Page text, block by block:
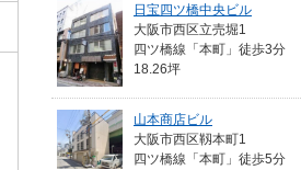
日宝四ツ橋中央ビル
大阪市西区立売堀1
四ツ橋線「本町」徒歩3分
18.26坪
山本商店ビル
大阪市西区靱本町1
四ツ橋線「本町」徒歩5分